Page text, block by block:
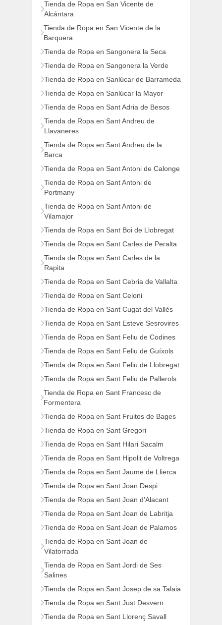
Tienda de Ropa en San Vicente de
Alcántara
Tienda de Ropa en San Vicente de la
Barquera
Tienda de Ropa en Sangonera la Seca
Tienda de Ropa en Sangonera la Verde
Tienda de Ropa en Sanlúcar de Barrameda
Tienda de Ropa en Sanlúcar la Mayor
Tienda de Ropa en Sant Adria de Besos
Tienda de Ropa en Sant Andreu de
Llavaneres
Tienda de Ropa en Sant Andreu de la
Barca
Tienda de Ropa en Sant Antoni de Calonge
Tienda de Ropa en Sant Antoni de
Portmany
Tienda de Ropa en Sant Antoni de
Vilamajor
Tienda de Ropa en Sant Boi de Llobregat
Tienda de Ropa en Sant Carles de Peralta
Tienda de Ropa en Sant Carles de la
Rapita
Tienda de Ropa en Sant Cebria de Vallalta
Tienda de Ropa en Sant Celoni
Tienda de Ropa en Sant Cugat del Vallès
Tienda de Ropa en Sant Esteve Sesrovires
Tienda de Ropa en Sant Feliu de Codines
Tienda de Ropa en Sant Feliu de Guíxols
Tienda de Ropa en Sant Feliu de Llobregat
Tienda de Ropa en Sant Feliu de Pallerols
Tienda de Ropa en Sant Francesc de
Formentera
Tienda de Ropa en Sant Fruitos de Bages
Tienda de Ropa en Sant Gregori
Tienda de Ropa en Sant Hilari Sacalm
Tienda de Ropa en Sant Hipolit de Voltrega
Tienda de Ropa en Sant Jaume de Llierca
Tienda de Ropa en Sant Joan Despi
Tienda de Ropa en Sant Joan d'Alacant
Tienda de Ropa en Sant Joan de Labritja
Tienda de Ropa en Sant Joan de Palamos
Tienda de Ropa en Sant Joan de
Vilatorrada
Tienda de Ropa en Sant Jordi de Ses
Salines
Tienda de Ropa en Sant Josep de sa Talaia
Tienda de Ropa en Sant Just Desvern
Tienda de Ropa en Sant Llorenç Savall